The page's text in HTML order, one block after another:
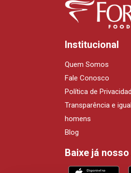
Institucional
Quem Somos
Fale Conosco
Política de
Transparência e
homens
Blog
Baixe já nosso